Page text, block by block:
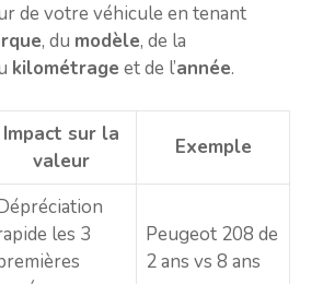
de votre véhicule en tenant
, du modèle, de la
kilométrage et de l’année.
Impact sur la
valeur
Exemple
les 3
Peugeot 208 de
2 ans vs 8 ans